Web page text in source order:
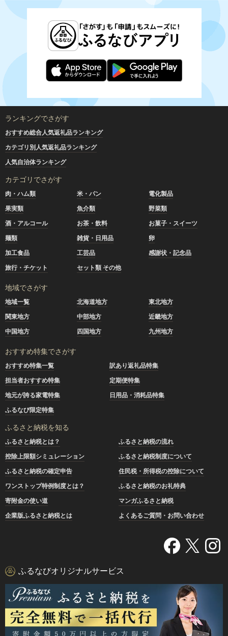
ランキングでさがす
おすすめ総合人気返礼品ランキング
カテゴリ別人気返礼品ランキング
人気自治体ランキング
カテゴリでさがす
肉・ハム類 米・パン
電化製品
果実類
魚介類
野菜類
酒・アルコール
お茶・飲料
お菓子・スイーツ
麺類
雑貨・日用品
卵
加工食品
工芸品
感謝状・記念品
旅行・チケット
セット類 その他
地域でさがす
地域一覧 北海道地方
東北地方
関東地方
中部地方
近畿地方
中国地方
四国地方 九州地方
おすすめ特集でさがす
おすすめ特集一覧
訳あり返礼品特集
担当者おすすめ特集
定期便特集
地元が誇る家電特集
日用品・消耗品特集
ふるなび限定特集
ふるさと納税を知る
ふるさと納税とは？
ふるさと納税の流れ
控除上限額シミュレーション
ふるさと納税制度について
ふるさと納税の確定申告
住民税・所得税の控除について
ワンストップ特例制度とは？
ふるさと納税のお礼特典
寄附金の使い道
マンガふるさと納税
企業版ふるさと納税とは
よくあるご質問・お問い合わせ
ふるなびオリジナルサービス